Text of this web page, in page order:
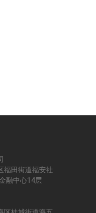
福田街道福安社
融中心14层